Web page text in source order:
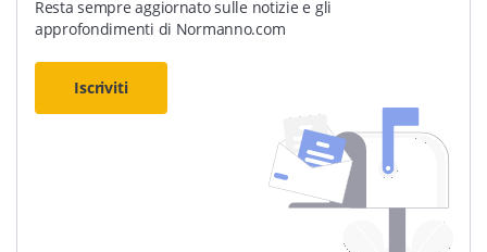
Resta sempre aggiornato sulle notizie e gli
approfondimenti di Normanno.com
Iscriviti